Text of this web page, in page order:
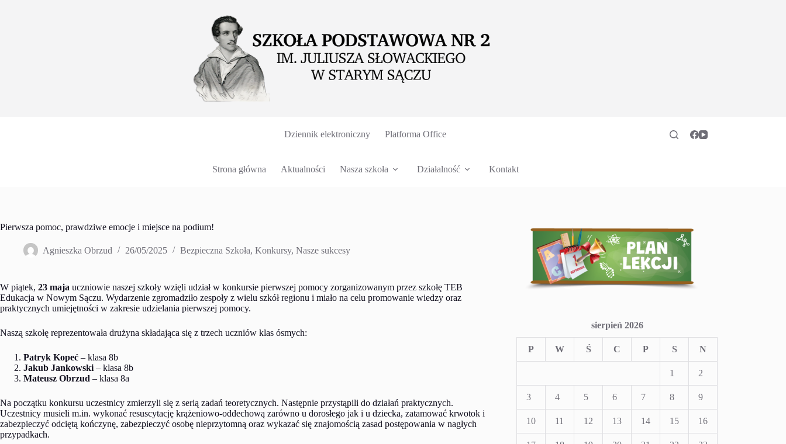
Dziennik elektroniczny Platforma Office
Strona główna Aktualności Nasza szkoła Działalność Kontakt
Pierwsza pomoc, prawdziwe emocje i miejsce na podium!
Agnieszka Obrzud 26/05/2025 Bezpieczna Szkoła, Konkursy, Nasze sukcesy
W piątek, 23 maja uczniowie naszej szkoły wzięli udział w konkursie pierwszej pomocy zorganizowanym przez szkołę TEB
Edukacja w Nowym Sączu. Wydarzenie zgromadziło zespoły z wielu szkół regionu i miało na celu promowanie wiedzy oraz
praktycznych umiejętności w zakresie udzielania pierwszej pomocy.
Naszą szkołę reprezentowała drużyna składająca się z trzech uczniów klas ósmych:
Patryk Kopeć – klasa 8b
Jakub Jankowski – klasa 8b
Mateusz Obrzud – klasa 8a
Na początku konkursu uczestnicy zmierzyli się z serią zadań teoretycznych. Następnie przystąpili do działań praktycznych.
Uczestnicy musieli m.in. wykonać resuscytację krążeniowo-oddechową zarówno u dorosłego jak i u dziecka, zatamować krwotok i
zabezpieczyć odciętą kończynę, zabezpieczyć osobę nieprzytomną oraz wykazać się znajomością zasad postępowania w nagłych
przypadkach.
sierpień 2026
P W Ś C P S N
1 2
3 4 5 6 7 8 9
10 11 12 13 14 15 16